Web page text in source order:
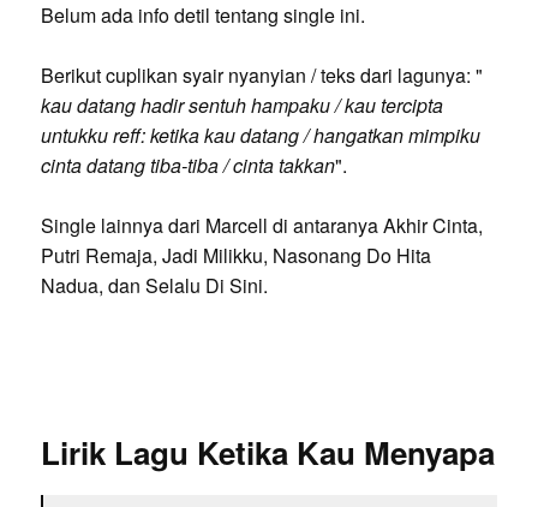
Belum ada info detil tentang single ini.
Berikut cuplikan syair nyanyian / teks dari lagunya: "
kau datang hadir sentuh hampaku / kau tercipta
untukku reff: ketika kau datang / hangatkan mimpiku
cinta datang tiba-tiba / cinta takkan".
Single lainnya dari Marcell di antaranya Akhir Cinta,
Putri Remaja, Jadi Milikku, Nasonang Do Hita
Nadua, dan Selalu Di Sini.
Lirik Lagu Ketika Kau Menyapa